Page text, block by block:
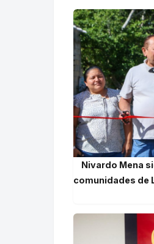
Nivardo Mena
comunidades de